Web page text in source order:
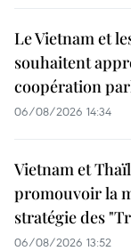
Le Vietnam et
souhaitent
coopération
06/08/2026 14:34
Vietnam et
promouvoir la
stratégie des
06/08/2026 13:52